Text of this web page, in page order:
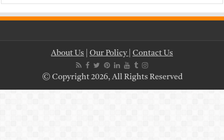
About Us Our Policy Contact Us
© Copyright 2026, All Rights Reserved